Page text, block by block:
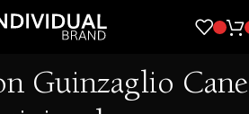
Guinzaglio Cane